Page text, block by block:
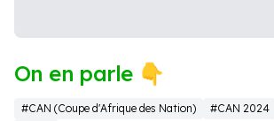
On en parle 👇
#CAN (Coupe d'Afrique des Nation) #CAN 2024